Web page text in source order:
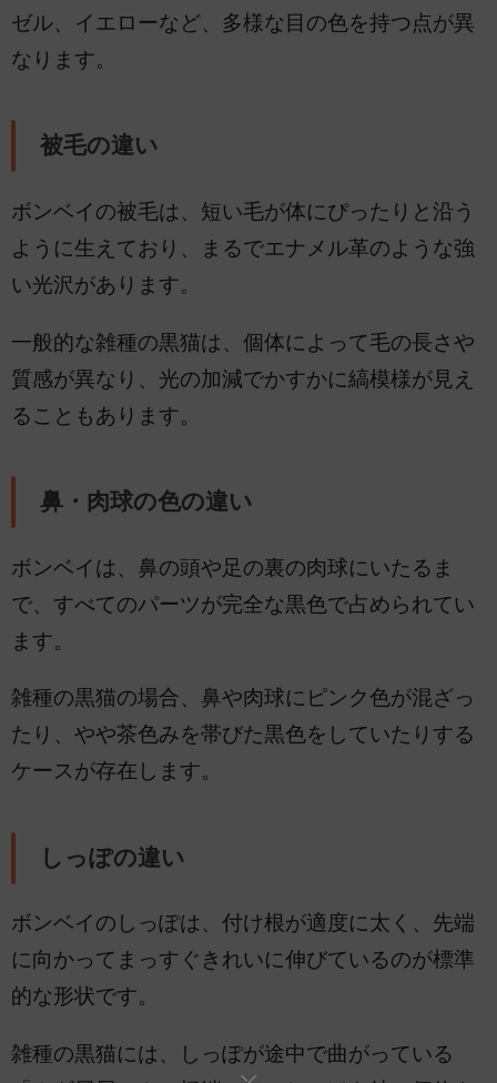
ゼル、イエローなど、多様な目の色を持つ点が異
なります。
被毛の違い
ボンベイの被毛は、短い毛が体にぴったりと沿う
ように生えており、まるでエナメル革のような強
い光沢があります。
一般的な雑種の黒猫は、個体によって毛の長さや
質感が異なり、光の加減でかすかに縞模様が見え
ることもあります。
鼻・肉球の色の違い
ボンベイは、鼻の頭や足の裏の肉球にいたるま
で、すべてのパーツが完全な黒色で占められてい
ます。
雑種の黒猫の場合、鼻や肉球にピンク色が混ざっ
たり、やや茶色みを帯びた黒色をしていたりする
ケースが存在します。
しっぽの違い
ボンベイのしっぽは、付け根が適度に太く、先端
に向かってまっすぐきれいに伸びているのが標準
的な形状です。
雑種の黒猫には、しっぽが途中で曲がっている